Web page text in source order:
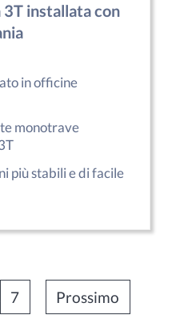
installata con
in officine
monotrave
più stabili e di facile
7 Prossimo